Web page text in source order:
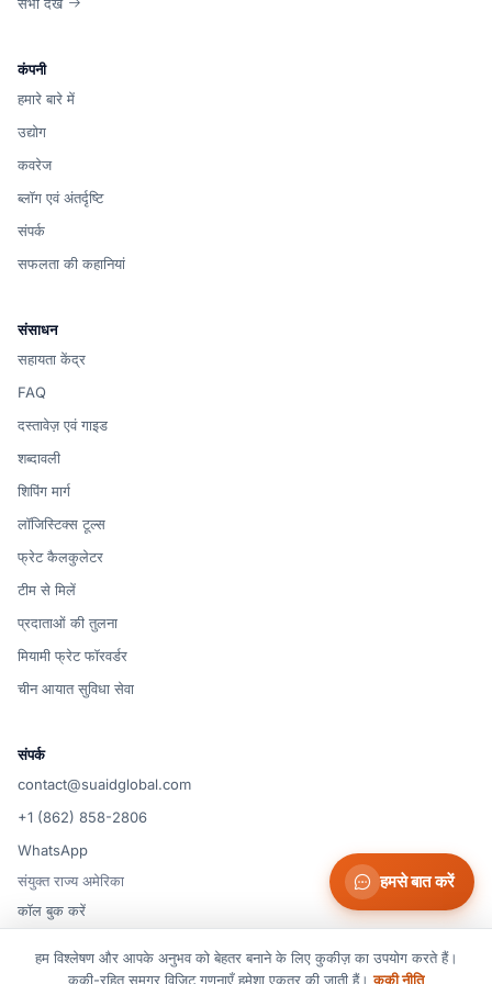
सभी देखें
कंपनी
हमारे बारे में
उद्योग
कवरेज
ब्लॉग एवं अंतर्दृष्टि
संपर्क
सफलता की कहानियां
संसाधन
सहायता केंद्र
FAQ
दस्तावेज़ एवं गाइड
शब्दावली
शिपिंग मार्ग
लॉजिस्टिक्स टूल्स
फ्रेट कैलकुलेटर
टीम से मिलें
प्रदाताओं की तुलना
मियामी फ्रेट फॉरवर्डर
चीन आयात सुविधा सेवा
संपर्क
contact@suaidglobal.com
+1 (862) 858-2806
WhatsApp
संयुक्त राज्य अमेरिका
कॉल बुक करें
© 2026 Suaid LLC — संयुक्त राज्य अमेरिका
हमसे बात करें
हम विश्लेषण और आपके अनुभव को बेहतर बनाने के लिए कुकीज़ का उपयोग करते हैं।
कुकी-रहित समग्र विज़िट गणनाएँ हमेशा एकत्र की जाती हैं।कुकी नीति